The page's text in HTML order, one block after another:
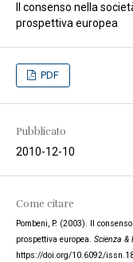
Il consenso nella
prospettiva europea
PDF
Pubblicato
2010-12-10
Come citare
Pombeni, P. (2003). Il
prospettiva europea. Scienza &
https://doi.org/10.6092/